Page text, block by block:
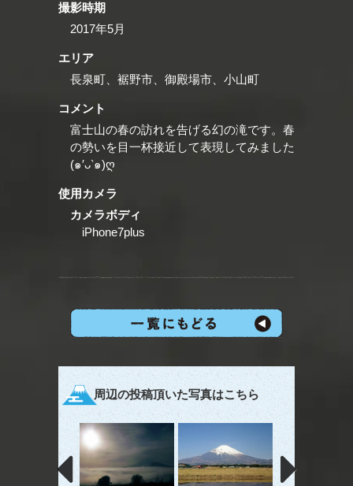
撮影時期
2017年5月
エリア
長泉町、裾野市、御殿場市、小山町
コメント
富士山の春の訪れを告げる幻の滝です。春
の勢いを目一杯接近して表現してみました
(๑′ᴗ‵๑)ღ
使用カメラ
カメラボディ
iPhone7plus
周辺の投稿頂いた写真はこちら